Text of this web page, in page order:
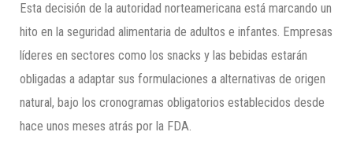
Esta decisión de la autoridad norteamericana está marcando un
hito en la seguridad alimentaria de adultos e infantes. Empresas
líderes en sectores como los snacks y las bebidas estarán
obligadas a adaptar sus formulaciones a alternativas de origen
natural, bajo los cronogramas obligatorios establecidos desde
hace unos meses atrás por la FDA.